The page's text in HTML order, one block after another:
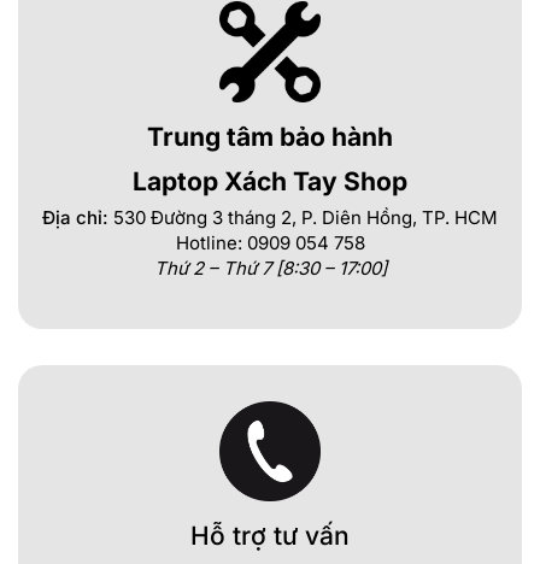
Trung tâm bảo hành
Laptop Xách Tay Shop
Địa chỉ: 530 Đường 3 tháng 2, P. Diên Hồng, TP. HCM
Hotline: 0909 054 758
Thứ 2 – Thứ 7 [8:30 – 17:00]
Hỗ trợ tư vấn